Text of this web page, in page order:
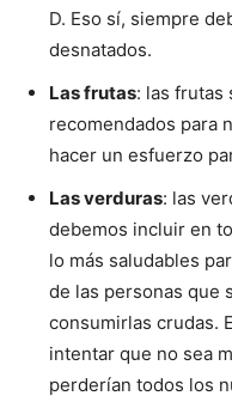
D. Eso sí, siempre
desnatados.
Las frutas: las frutas
recomendados para
hacer un esfuerzo
Las verduras: las
debemos incluir en
lo más saludables
de las personas que
consumirlas crudas.
intentar que no sea
perderían todos los